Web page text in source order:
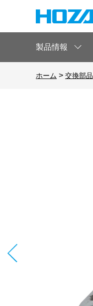
製品情報
ホーム > 交換部品